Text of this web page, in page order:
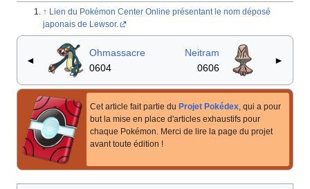
Lien du Pokémon Center Online présentant le nom déposé
japonais de Lewsor.
◄
Ohmassacre
0604
Neitram
0606
►
Cet article fait partie du Projet Pokédex, qui a pour
but la mise en place d'articles exhaustifs pour
chaque Pokémon. Merci de lire la page du projet
avant toute édition !